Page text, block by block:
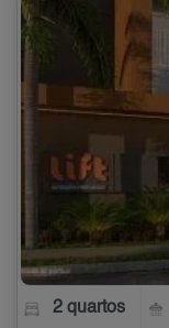
2 quartos